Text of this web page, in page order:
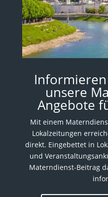
unsere
Angebote
Mit einem
Lokalzeitungen
direkt. Eingebettet in
und
Materndienst-Beitrag